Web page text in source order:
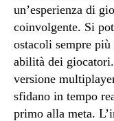
un’esperienza di
coinvolgente. Si
ostacoli sempre
abilità dei
versione
sfidano in tempo
primo alla meta.